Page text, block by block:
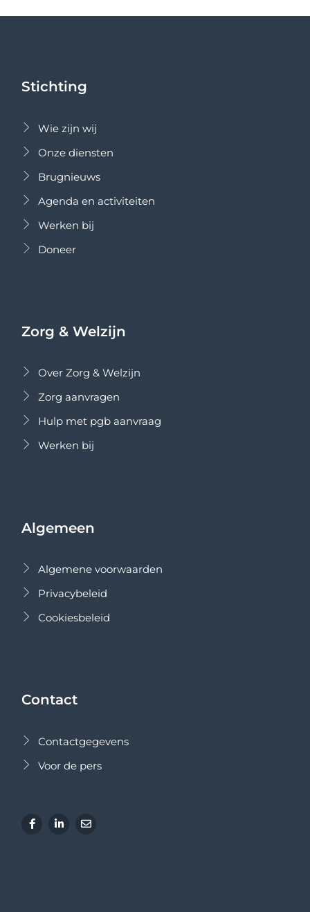
Stichting
Wie zijn wij
Onze diensten
Brugnieuws
Agenda en activiteiten
Werken bij
Doneer
Zorg & Welzijn
Over Zorg & Welzijn
Zorg aanvragen
Hulp met pgb aanvraag
Werken bij
Algemeen
Algemene voorwaarden
Privacybeleid
Cookiesbeleid
Contact
Contactgegevens
Voor de pers